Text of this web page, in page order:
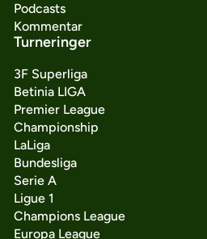
Podcasts
Kommentar
Turneringer
3F Superliga
Betinia LIGA
Premier League
Championship
LaLiga
Bundesliga
Serie A
Ligue 1
Champions League
Europa League